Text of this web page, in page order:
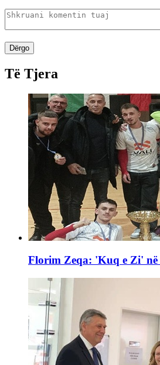
Dërgo
Të Tjera
Florim Zeqa: 'Kuq e Zi' në